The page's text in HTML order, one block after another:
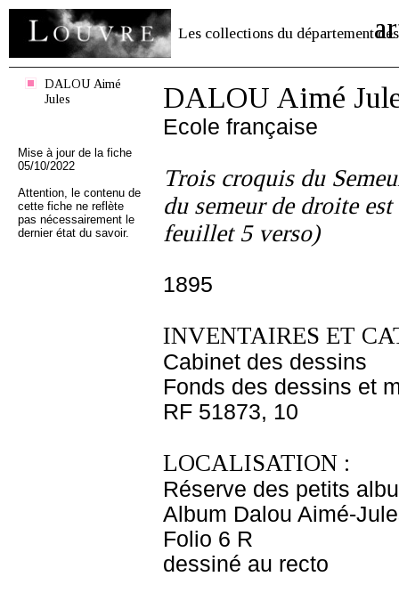
Les collections du département des
DALOU Aimé
Jules
Mise à jour de la fiche
05/10/2022
Attention, le contenu de
cette fiche ne reflète
pas nécessairement le
dernier état du savoir.
DALOU Aimé
Ecole française
Trois croquis du
du semeur de droite
feuillet 5 verso)
1895
INVENTAIRES ET
Cabinet des dessins
Fonds des dessins et
RF 51873, 10
LOCALISATION :
Réserve des petits
Album Dalou Aimé-
Folio 6 R
dessiné au recto